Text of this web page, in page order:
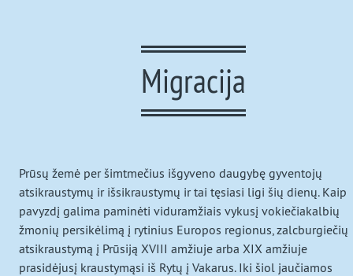
Nauji
keliai
į
beveik
užmirštą
kraštą
Migracija
Prūsų žemė per šimtmečius išgyveno daugybę gyventojų
atsikraustymų ir išsikraustymų ir tai tęsiasi ligi šių dienų. Kaip
pavyzdį galima paminėti viduramžiais vykusį vokiečiakalbių
žmonių persikėlimą į rytinius Europos regionus, zalcburgiečių
atsikraustymą į Prūsiją XVIII amžiuje arba XIX amžiuje
prasidėjusį kraustymąsi iš Rytų į Vakarus. Iki šiol jaučiamos